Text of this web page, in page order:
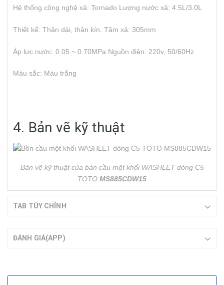
Hệ thống công nghệ xả: Tornado Lượng nước xả: 4.5L/3.0L
Thiết kế: Thân dài, thân kín. Tâm xả: 305mm
Áp lực nước: 0.05 ~ 0.70MPa Nguồn điện: 220v, 50/60Hz
Màu sắc: Màu trắng
4. Bản vẽ kỹ thuật
Bản vẽ kỹ thuật của bàn cầu một khối WASHLET dòng C5
TOTO MS885CDW15
TAB TÙY CHỈNH
ĐÁNH GIÁ(APP)